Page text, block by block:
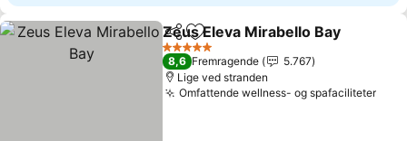
Del Føj til favoritter
Zeus Eleva Mirabello Bay
5 Stjerner
8,6 Fremragende
5.767
Lige ved stranden
Omfattende wellness- og spafaciliteter